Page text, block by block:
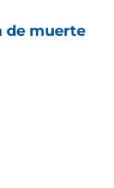
de muerte